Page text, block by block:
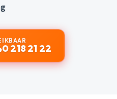
218 21 22